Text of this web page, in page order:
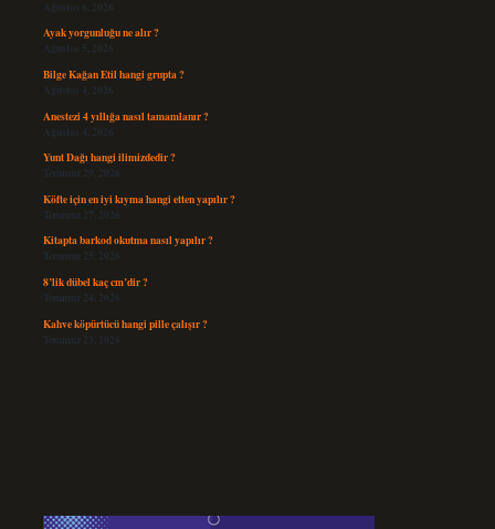
Ağustos 6, 2026
Ayak yorgunluğu ne alır ?
Ağustos 5, 2026
Bilge Kağan Etil hangi grupta ?
Ağustos 4, 2026
Anestezi 4 yıllığa nasıl tamamlanır ?
Ağustos 4, 2026
Yunt Dağı hangi ilimizdedir ?
Temmuz 29, 2026
Köfte için en iyi kıyma hangi etten yapılır ?
Temmuz 27, 2026
Kitapta barkod okutma nasıl yapılır ?
Temmuz 25, 2026
8’lik dübel kaç cm’dir ?
Temmuz 24, 2026
Kahve köpürtücü hangi pille çalışır ?
Temmuz 23, 2026